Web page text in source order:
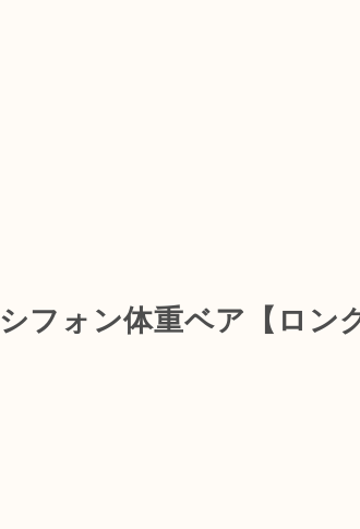
シフォン体重ベア【ロン